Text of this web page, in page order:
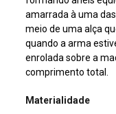
amarrada à uma
meio de uma alça
quando a arma
enrolada sobre a
comprimento total.
Materialidade